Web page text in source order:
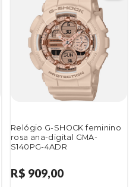
Relógio G-SHOCK feminino
rosa ana-digital GMA-
S140PG-4ADR
R$ 909,00